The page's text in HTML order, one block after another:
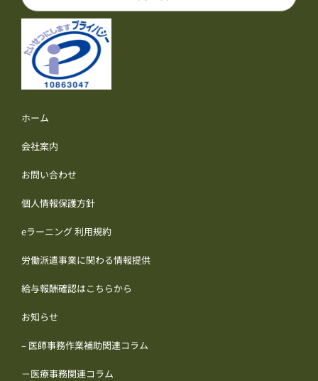
ホーム
会社案内
お問い合わせ
個人情報保護方針
eラーニング 利用規約
労働派遣事業に関わる情報提供
給与報酬確認はこちらから
お知らせ
– 医師事務作業補助関連コラム
－医療事務関連コラム